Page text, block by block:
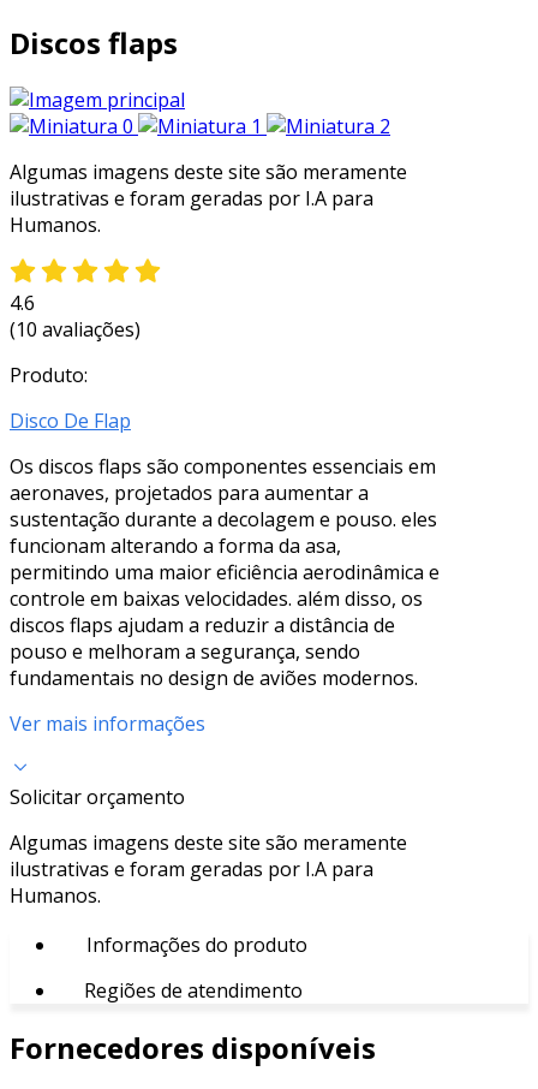
Discos flaps
Algumas imagens deste site são meramente
ilustrativas e foram geradas por I.A para
Humanos.
4.6
(10 avaliações)
Produto:
Disco De Flap
Os discos flaps são componentes essenciais em
aeronaves, projetados para aumentar a
sustentação durante a decolagem e pouso. eles
funcionam alterando a forma da asa,
permitindo uma maior eficiência aerodinâmica e
controle em baixas velocidades. além disso, os
discos flaps ajudam a reduzir a distância de
pouso e melhoram a segurança, sendo
fundamentais no design de aviões modernos.
Ver mais informações
Solicitar orçamento
Algumas imagens deste site são meramente
ilustrativas e foram geradas por I.A para
Humanos.
Informações do produto
Regiões de atendimento
Fornecedores disponíveis